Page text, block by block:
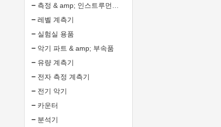
레벨 계측기
실험실 용품
악기 파트 & amp; 부속품
유량 계측기
전자 측정 계측기
전기 악기
카운터
분석기